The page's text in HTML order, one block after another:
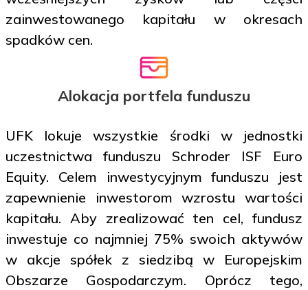
zainwestowanego kapitału w okresach
spadków cen.
Alokacja portfela funduszu
UFK lokuje wszystkie środki w jednostki
uczestnictwa funduszu Schroder ISF Euro
Equity. Celem inwestycyjnym funduszu jest
zapewnienie inwestorom wzrostu wartości
kapitału. Aby zrealizować ten cel, fundusz
inwestuje co najmniej 75% swoich aktywów
w akcje spółek z siedzibą w Europejskim
Obszarze Gospodarczym. Oprócz tego,